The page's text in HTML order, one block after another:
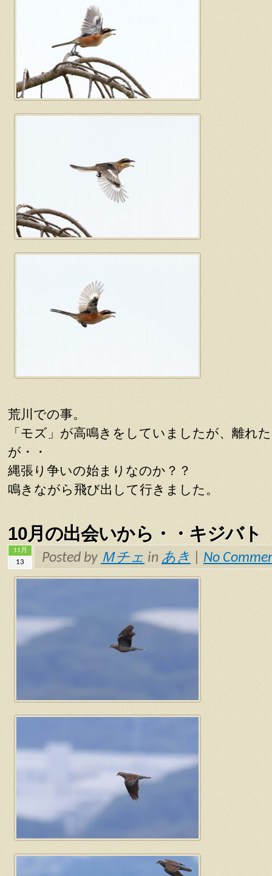
荒川での事。
「モズ」が高鳴きをしていましたが、離れ
が・・
縄張り争いの始まりなのか？？
鳴きながら飛び出して行きました。
10月の出会いから・・キジバト
11月
13 Posted by Ｍチェ in あき No